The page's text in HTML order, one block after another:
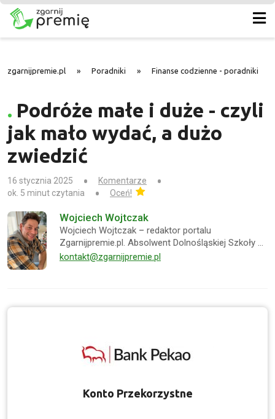
zgarnijpremie.pl » Poradniki » Finanse codzienne - poradniki
Podróże małe i duże - czyli
jak mało wydać, a dużo
zwiedzić
16 stycznia 2025
Komentarze
ok. 5 minut czytania
Oceń!
Wojciech Wojtczak
Wojciech Wojtczak – redaktor portalu
Zgarnijpremie.pl. Absolwent Dolnośląskiej Szkoły …
kontakt@zgarnijpremie.pl
Konto Przekorzystne